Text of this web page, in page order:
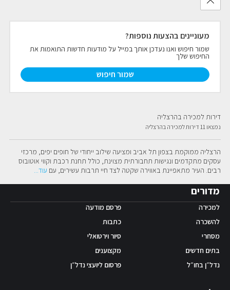
מעוניינים בהצעות נוספות?
שמור חיפוש ואנו נעדכן אותך במייל על מודעות חדשות התואמות את
החיפוש שלך
שמור חיפוש
דירות למכירה בהרצליה
נמצאו 11 דירות למכירה בהרצליה
רבים. העיר מתאפיינת באווירה שקטה לצד חיי תרבות עשירים, עם עוד...
מדורים
למכירה
להשכרה
מסחרי
בתים חדשים
נדל״ן בחו״ל
פרסם מודעה
כתבות
סיור וירטואלי
מקצוענים
פרסום ליועצי נדל״ן